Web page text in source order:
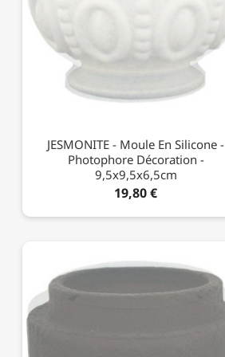
JESMONITE - Moule En Silicone -
Photophore Décoration -
9,5x9,5x6,5cm
19,80 €